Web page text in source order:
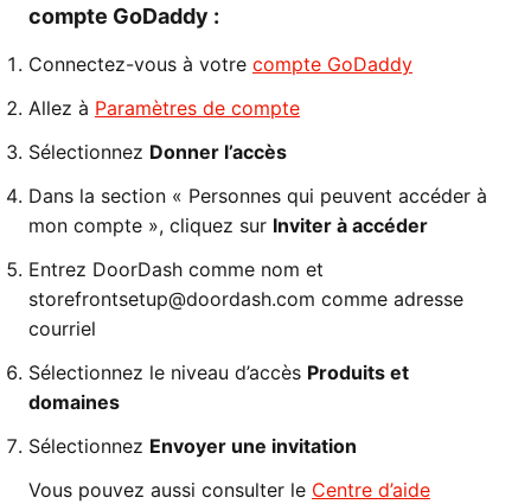
compte GoDaddy :
Connectez-vous à votre compte GoDaddy
Allez à Paramètres de compte
Sélectionnez Donner l’accès
Dans la section « Personnes qui peuvent accéder à
mon compte », cliquez sur Inviter à accéder
Entrez DoorDash comme nom et
storefrontsetup@doordash.com comme adresse
courriel
Sélectionnez le niveau d’accès Produits et
domaines
Sélectionnez Envoyer une invitation
Vous pouvez aussi consulter le Centre d’aide